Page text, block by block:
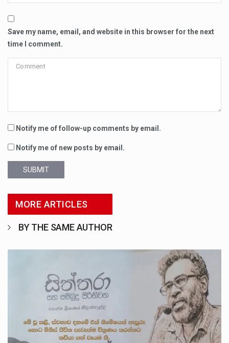
Save my name, email, and website in this browser for the next
time I comment.
Notify me of follow-up comments by email.
Notify me of new posts by email.
SUBMIT
MORE ARTICLES
BY THE SAME AUTHOR